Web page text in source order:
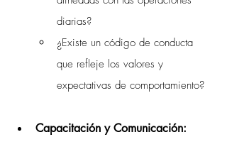
diarias?
¿Existe un código de conducta
que refleje los valores y
expectativas de comportamiento?
Capacitación y Comunicación: